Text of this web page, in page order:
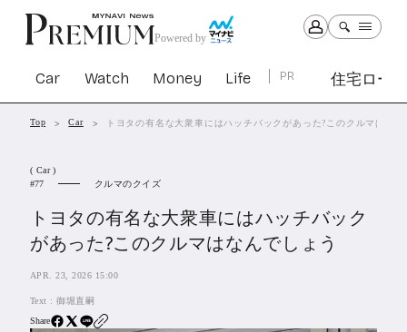
Powered by
Car Watch Money Life PR 住宅ロー
Car Watch
住宅ローン
SBIネオトレード証券
Top Car トヨタの有名な大衆車にはハッチバックがあった?このクルマはな
( Car )
77
クルマのクイズ
トヨタの有名な大衆車にはハッチバック
があった?このクルマはなんでしょう
APR. 23, 2026 15:00
Text :御堀直嗣
Share